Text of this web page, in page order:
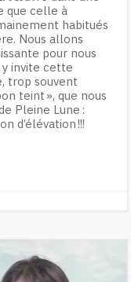
que celle à
habitués
Nous allons
pour nous
invite cette
trop souvent
teint », que nous
Pleine Lune :
d’élévation !!!